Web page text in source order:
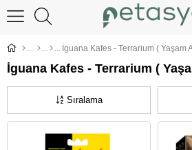
İguana Kafes - Terrarium ( Yaşam
İguana Kafes - Terrarium (
Sıralama